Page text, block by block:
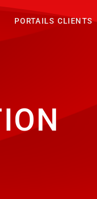
PORTAILS CLIENTS